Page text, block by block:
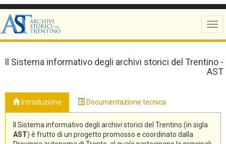
Il Sistema informativo degli archivi storici del Trentino -
AST
Introduzione Documentazione tecnica
Il Sistema informativo degli archivi storici del Trentino (in sigla
AST) è frutto di un progetto promosso e coordinato dalla